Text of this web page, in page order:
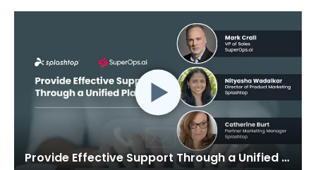
Provide Effective Support Through a Unified Platform